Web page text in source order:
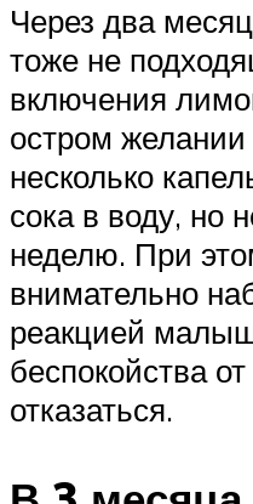
Через два
тоже не
включения
остром
несколько
сока в воду, но
неделю. При
внимательно
реакцией
беспокойства
отказаться.